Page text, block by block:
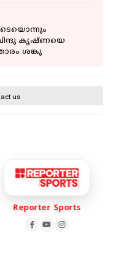
ബിന്ദു കൃഷ്ണയെ
ശങ്കു
us
Reporter Sports